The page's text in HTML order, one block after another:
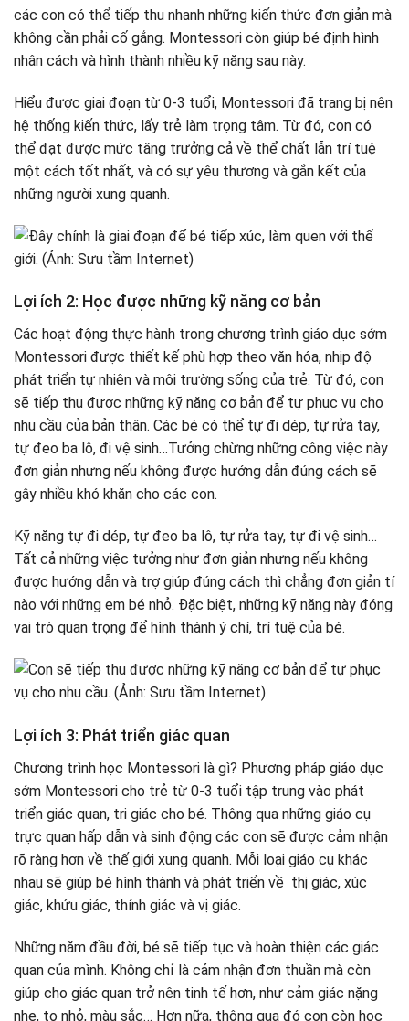
các con có thể tiếp thu nhanh những kiến thức đơn giản mà
không cần phải cố gắng. Montessori còn giúp bé định hình
nhân cách và hình thành nhiều kỹ năng sau này.
Hiểu được giai đoạn từ 0-3 tuổi, Montessori đã trang bị nên
hệ thống kiến thức, lấy trẻ làm trọng tâm. Từ đó, con có
thể đạt được mức tăng trưởng cả về thể chất lẫn trí tuệ
một cách tốt nhất, và có sự yêu thương và gắn kết của
những người xung quanh.
Lợi ích 2: Học được những kỹ năng cơ bản
Các hoạt động thực hành trong chương trình giáo dục sớm
Montessori được thiết kế phù hợp theo văn hóa, nhịp độ
phát triển tự nhiên và môi trường sống của trẻ. Từ đó, con
sẽ tiếp thu được những kỹ năng cơ bản để tự phục vụ cho
nhu cầu của bản thân. Các bé có thể tự đi dép, tự rửa tay,
tự đeo ba lô, đi vệ sinh…Tưởng chừng những công việc này
đơn giản nhưng nếu không được hướng dẫn đúng cách sẽ
gây nhiều khó khăn cho các con.
Kỹ năng tự đi dép, tự đeo ba lô, tự rửa tay, tự đi vệ sinh…
Tất cả những việc tưởng như đơn giản nhưng nếu không
được hướng dẫn và trợ giúp đúng cách thì chẳng đơn giản tí
nào với những em bé nhỏ. Đặc biệt, những kỹ năng này đóng
vai trò quan trọng để hình thành ý chí, trí tuệ của bé.
Lợi ích 3: Phát triển giác quan
Chương trình học Montessori là gì? Phương pháp giáo dục
sớm Montessori cho trẻ từ 0-3 tuổi tập trung vào phát
triển giác quan, tri giác cho bé. Thông qua những giáo cụ
trực quan hấp dẫn và sinh động các con sẽ được cảm nhận
rõ ràng hơn về thế giới xung quanh. Mỗi loại giáo cụ khác
nhau sẽ giúp bé hình thành và phát triển về thị giác, xúc
giác, khứu giác, thính giác và vị giác.
Những năm đầu đời, bé sẽ tiếp tục và hoàn thiện các giác
quan của mình. Không chỉ là cảm nhận đơn thuần mà còn
giúp cho giác quan trở nên tinh tế hơn, như cảm giác nặng
nhẹ, to nhỏ, màu sắc… Hơn nữa, thông qua đó con còn học